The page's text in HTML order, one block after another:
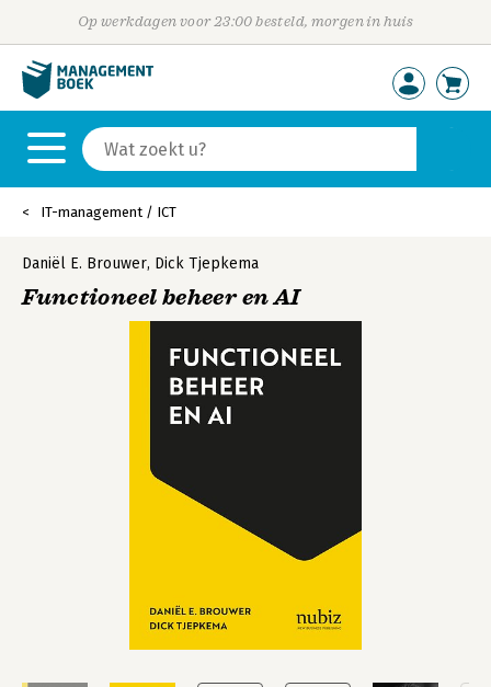
Op werkdagen voor 23:00 besteld, morgen in huis
IT-management / ICT
Daniël E. Brouwer, Dick Tjepkema
Functioneel beheer en AI